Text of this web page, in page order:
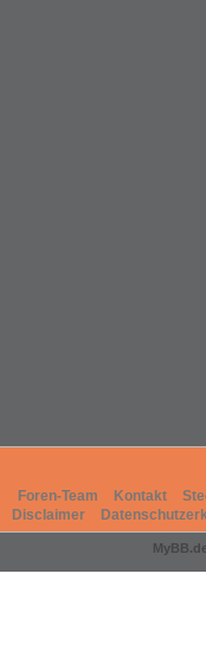
Foren-Team Kontakt
Disclaimer
MyBB.de